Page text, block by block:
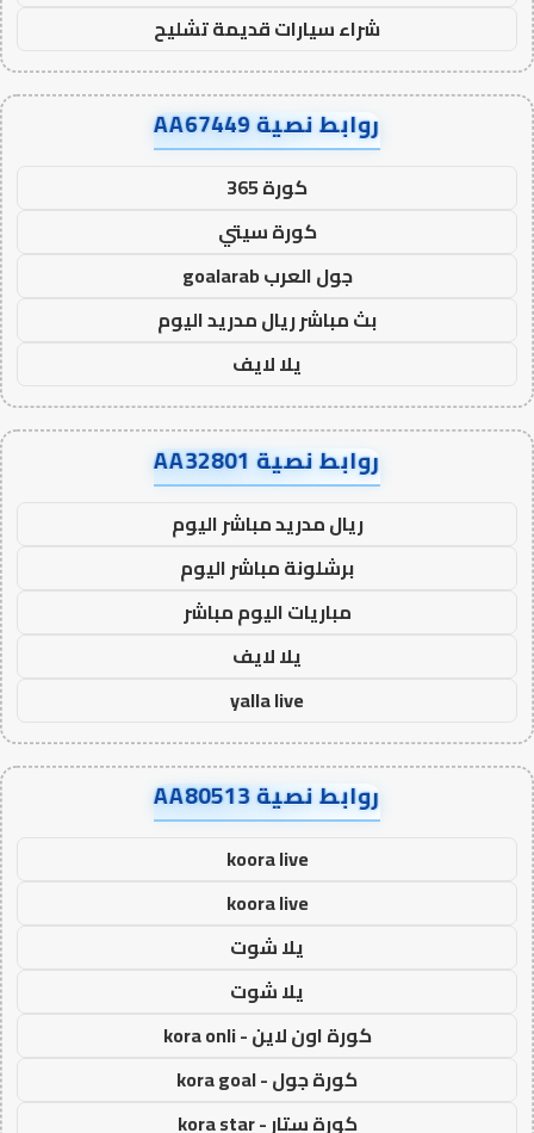
شراء سيارات قديمة تشليح
روابط نصية AA67449
كورة 365
كورة سيتي
جول العرب goalarab
بث مباشر ريال مدريد اليوم
يلا لايف
روابط نصية AA32801
ريال مدريد مباشر اليوم
برشلونة مباشر اليوم
مباريات اليوم مباشر
يلا لايف
yalla live
روابط نصية AA80513
koora live
koora live
يلا شوت
يلا شوت
كورة اون لاين - kora onli
كورة جول - kora goal
كورة ستار - kora star